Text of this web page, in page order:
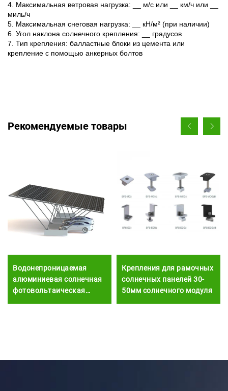
4. Максимальная ветровая нагрузка: __ м/с или __ км/ч или __
миль/ч
5. Максимальная снеговая нагрузка: __ кН/м² (при наличии)
6. Угол наклона солнечного крепления: __ градусов
7. Тип крепления: балластные блоки из цемента или
крепление с помощью анкерных болтов
Рекомендуемые товары
Водонепроницаемая
алюминиевая солнечная
фотовольтаическая
панель, система монтажа
Крепления для рамочных
солнечных панелей 30-
50мм солнечного модуля